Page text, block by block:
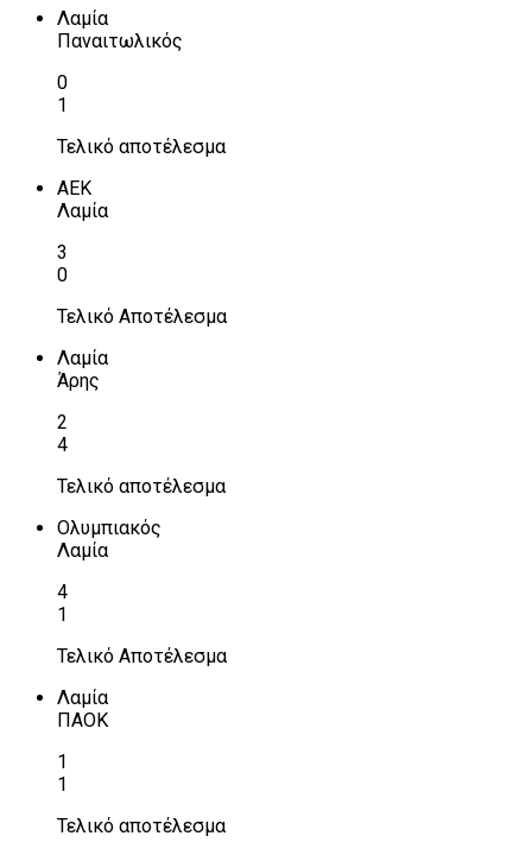
Λαμία
Παναιτωλικός
0
1
Τελικό αποτέλεσμα
ΑΕΚ
Λαμία
3
0
Τελικό Αποτέλεσμα
Λαμία
Άρης
2
4
Τελικό αποτέλεσμα
Ολυμπιακός
Λαμία
4
1
Τελικό Αποτέλεσμα
Λαμία
ΠΑΟΚ
1
1
Τελικό αποτέλεσμα